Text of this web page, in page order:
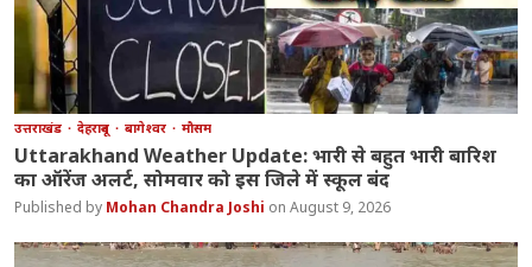
उत्तराखंड देहरादून बागेश्वर मौसम
Uttarakhand Weather Update: भारी से बहुत भारी बारिश
का ऑरेंज अलर्ट, सोमवार को इस जिले में स्कूल बंद
Mohan Chandra Joshi August 9, 2026